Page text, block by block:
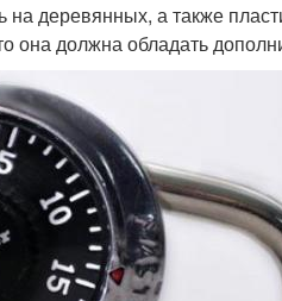
деревянных, а также
она должна обладать